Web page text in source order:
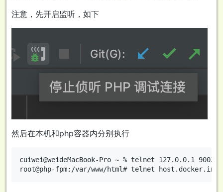
注意，先开启监听，如下
然后在本机和php容器内分别执行
cuiwei@weideMacBook-Pro ~ % telnet 127.0.0.1 9003